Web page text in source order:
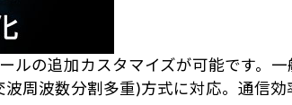
の追加カスタマイズが可能です。
周波数分割多重)方式に対応。通信